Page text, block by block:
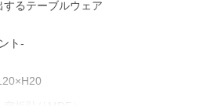
るテーブルウェア
ト-